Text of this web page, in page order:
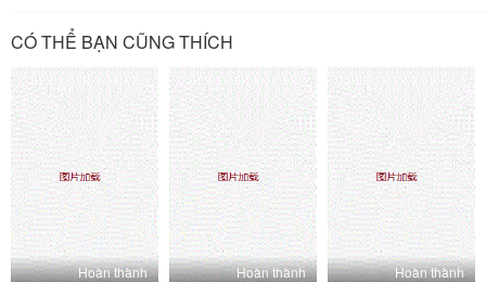
CÓ THỂ BẠN CŨNG THÍCH
Hoàn thành Hoàn thành Hoàn thành